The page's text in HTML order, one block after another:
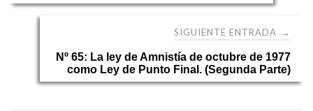
entradas
SIGUIENTE ENTRADA →
Nº 65: La ley de Amnistía de octubre de 1977
como Ley de Punto Final. (Segunda Parte)